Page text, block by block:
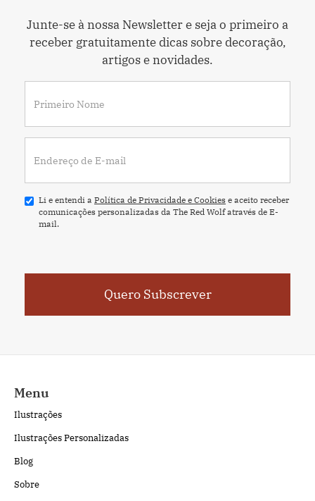
Junte-se à nossa Newsletter e seja o primeiro a
receber gratuitamente dicas sobre decoração,
artigos e novidades.
Li e entendi a Política de Privacidade e Cookies e aceito receber
comunicações personalizadas da The Red Wolf através de E-
mail.
Menu
Ilustrações
Ilustrações Personalizadas
Blog
Sobre